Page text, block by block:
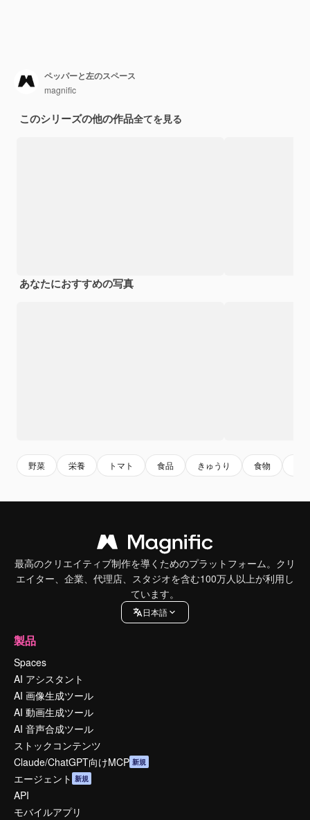
ペッパーと左のスペース
magnific
このシリーズの他の作品全てを見る
あなたにおすすめの写真
野菜 栄養 トマト 食品 きゅうり 食物
最高のクリエイティブ制作を導くためのプラットフォーム。クリ
エイター、企業、代理店、スタジオを含む100万人以上が利用し
ています。
日本語
製品
Spaces
AI アシスタント
AI 画像生成ツール
AI 動画生成ツール
AI 音声合成ツール
ストックコンテンツ
Claude/ChatGPT向けMCP 新規
エージェント 新規
API
モバイルアプリ